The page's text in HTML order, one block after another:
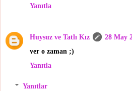
Yanıtla
Huysuz ve Tatlı Kız
28 May
ver o zaman ;)
Yanıtla
Yanıtlar